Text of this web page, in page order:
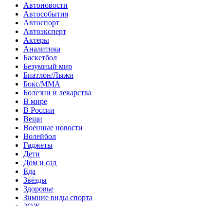
Автоновости
Автособытия
Автоспорт
Автоэксперт
Актеры
Аналитика
Баскетбол
Безумный мир
Биатлон/Лыжи
Бокс/MMA
Болезни и лекарства
В мире
В России
Вещи
Военные новости
Волейбол
Гаджеты
Дети
Дом и сад
Еда
Звёзды
Здоровье
Зимние виды спорта